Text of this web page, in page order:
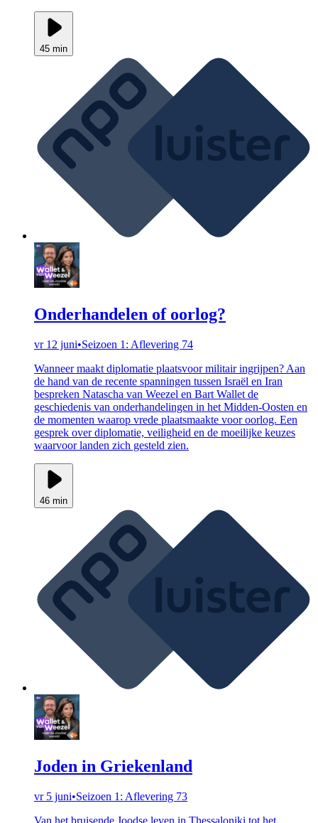
45 min
Onderhandelen of oorlog?
vr 12 juni•Seizoen 1: Aflevering 74
Wanneer maakt diplomatie plaatsvoor militair ingrijpen? Aan
de hand van de recente spanningen tussen Israël en Iran
bespreken Natascha van Weezel en Bart Wallet de
geschiedenis van onderhandelingen in het Midden-Oosten en
de momenten waarop vrede plaatsmaakte voor oorlog. Een
gesprek over diplomatie, veiligheid en de moeilijke keuzes
waarvoor landen zich gesteld zien.
46 min
Joden in Griekenland
vr 5 juni•Seizoen 1: Aflevering 73
Van het bruisende Joodse leven in Thessaloniki tot het